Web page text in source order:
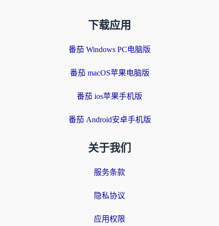
下载应用
番茄 Windows PC电脑版
番茄 macOS苹果电脑版
番茄 ios苹果手机版
番茄 Android安卓手机版
关于我们
服务条款
隐私协议
应用权限